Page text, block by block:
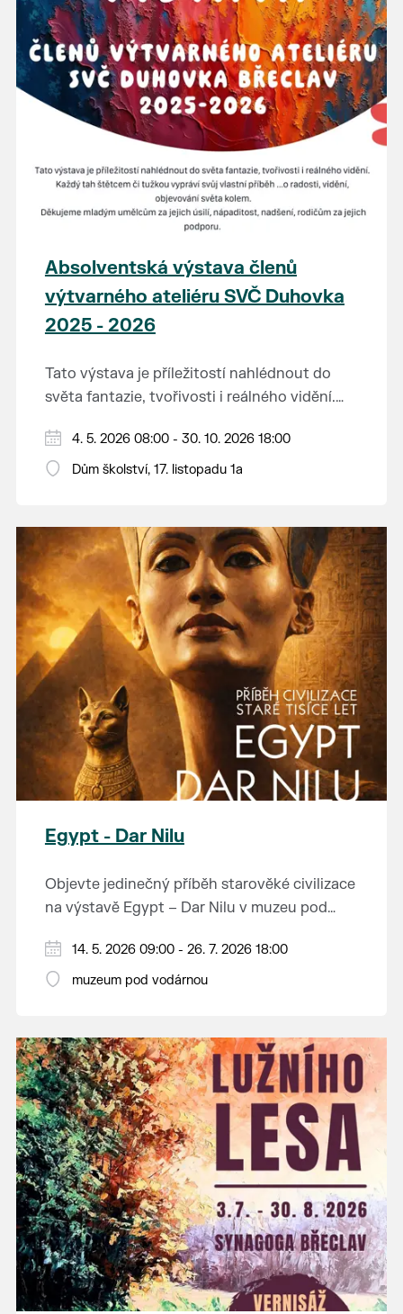
Absolventská výstava členů
výtvarného ateliéru SVČ Duhovka
2025 - 2026
Tato výstava je příležitostí nahlédnout do
světa fantazie, tvořivosti i reálného vidění.
vlastní příběh... o radosti, vidění, objevování
světa kolem.
Děkujeme mladým umělcům za jejich úsilí,
nápaditost, nadšení, rodičům za jejich
inspirují a překvapí svou upřímností.
4. 5. 2026 08:00 - 30. 10. 2026 18:00
Dům školství, 17. listopadu 1a
Egypt - Dar Nilu
Objevte jedinečný příběh starověké civilizace
na výstavě Egypt – Dar Nilu v muzeu pod
Výstava představuje umění starého Egypta,
autentickou hrobku se sarkofágem i
soukromé sbírky Jána Hertlíka, díky čemuž
výstava nabízí nevšední a autentický pohled
na tuto fascinující epochu.
dějiny.
Výstavu je možné navštívit od 14. 5. do 26. 7.
2026 v muzeu pod vodárnou.
14. 5. 2026 09:00 - 26. 7. 2026 18:00
muzeum pod vodárnou